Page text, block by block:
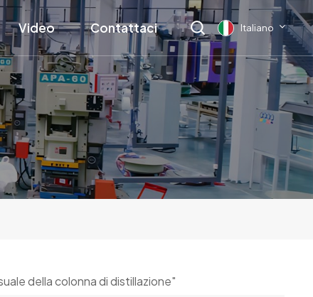
Video Contattaci Italiano
English
français
Deutsch
русский
della colonna di distillazione"